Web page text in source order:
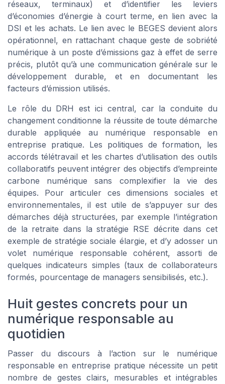
réseaux, terminaux) et d’identifier les leviers
d’économies d’énergie à court terme, en lien avec la
DSI et les achats. Le lien avec le BEGES devient alors
opérationnel, en rattachant chaque geste de sobriété
numérique à un poste d’émissions gaz à effet de serre
précis, plutôt qu’à une communication générale sur le
développement durable, et en documentant les
facteurs d’émission utilisés.
Le rôle du DRH est ici central, car la conduite du
changement conditionne la réussite de toute démarche
durable appliquée au numérique responsable en
entreprise pratique. Les politiques de formation, les
accords télétravail et les chartes d’utilisation des outils
collaboratifs peuvent intégrer des objectifs d’empreinte
carbone numérique sans complexifier la vie des
équipes. Pour articuler ces dimensions sociales et
environnementales, il est utile de s’appuyer sur des
démarches déjà structurées, par exemple l’intégration
de la retraite dans la stratégie RSE décrite dans cet
exemple de stratégie sociale élargie, et d’y adosser un
volet numérique responsable cohérent, assorti de
quelques indicateurs simples (taux de collaborateurs
formés, pourcentage de managers sensibilisés, etc.).
Huit gestes concrets pour un
numérique responsable au
quotidien
Passer du discours à l’action sur le numérique
responsable en entreprise pratique nécessite un petit
nombre de gestes clairs, mesurables et intégrables